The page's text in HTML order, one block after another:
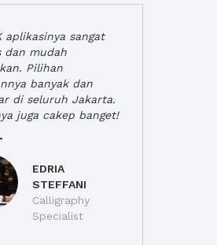
aplikasinya sangat
dan mudah
Pilihan
banyak dan
di seluruh Jakarta.
juga cakep banget!
EDRIA
STEFFANI
Calligraphy
Specialist